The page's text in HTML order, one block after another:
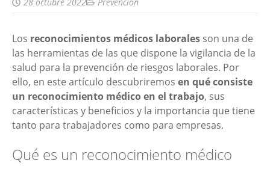
28 octubre 2022 Prevención
Los reconocimientos médicos laborales son una de
las herramientas de las que dispone la vigilancia de la
salud para la prevención de riesgos laborales. Por
ello, en este artículo descubriremos en qué consiste
un reconocimiento médico en el trabajo, sus
características y beneficios y la importancia que tiene
tanto para trabajadores como para empresas.
Qué es un reconocimiento médico